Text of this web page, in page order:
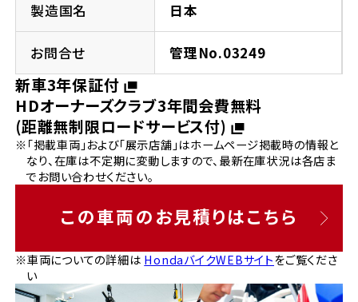
製造国名 日本
お問合せ 管理No.03249
新車3年保証付
HDオーナーズクラブ3年間会費無料
(距離無制限ロードサービス付)
※「掲載車両」および「展示店舗」はホームページ掲載時の情報と
なり、在庫は不定期に変動しますので、最新在庫状況は各店ま
でお問い合わせください。
この車両のお見積りはこちら
※車両についての詳細は HondaバイクWEBサイトをご覧くださ
い
ホンダドリーム 立川
神奈川県
ホンダドリーム 磯子
ホンダドリーム 横浜都筑
ホンダドリーム 横浜緑
ホンダドリーム 名古屋上小田井
岐阜県
ホンダドリーム 岐阜
ホンダドリーム 京都伏見
ホンダドリーム 京都北山
兵庫県
ホンダドリーム 神戸灘
ホンダドリーム 尼崎
香川県
ホンダドリーム 高松
高知県
ホンダドリーム 熊本